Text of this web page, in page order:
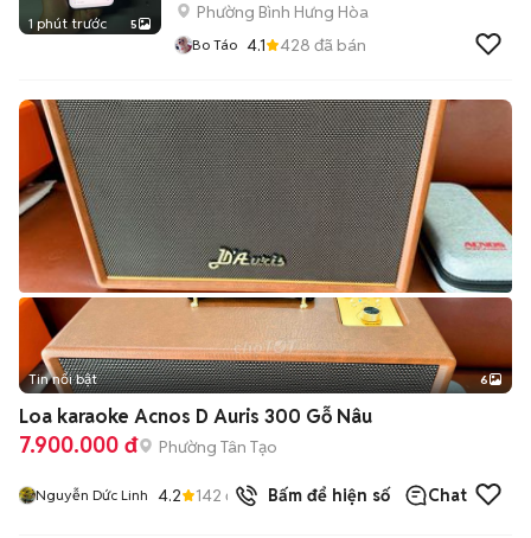
1 phút trước 5
Phường Bình Hưng Hòa
Bo Táo 4.1 428 đã bán
+2
Tin nổi bật 6
Loa karaoke Acnos D Auris 300 Gỗ Nâu
7.900.000 đ Phường Tân Tạo
Nguyễn Dức Linh 4.2 142 đã bánBấm để hiện số Chat